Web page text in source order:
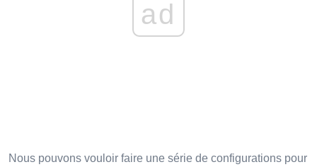
ad
Nous pouvons vouloir faire une série de configurations pour